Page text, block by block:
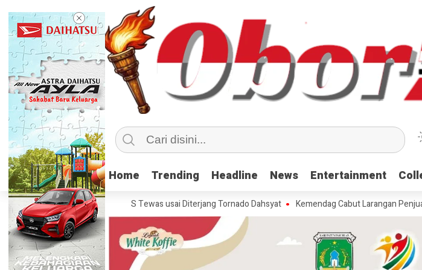
Home Trending Headline News Entertainment
Home Trending Headline News Entertainment
Orang di Kentucky, AS Tewas usai Diterjang Tornado Dahsyat Kemendag Cabut Larangan Penjualan